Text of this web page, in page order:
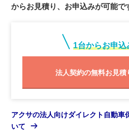
からお見積り、お申込みが可能で
1台からお申込
法人契約の無料お見積
アクサの法人向けダイレクト自動車
いて